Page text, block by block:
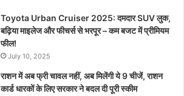
Toyota Urban Cruiser 2025: दमदार SUV लुक,
बढ़िया माइलेज और फीचर्स से भरपूर – कम बजट में प्रीमियम
फील!
July 10, 2025
राशन में अब फ्री चावल नहीं, अब मिलेंगी ये 9 चीजें, राशन
कार्ड धारकों के लिए सरकार ने बदल दी पूरी स्कीम